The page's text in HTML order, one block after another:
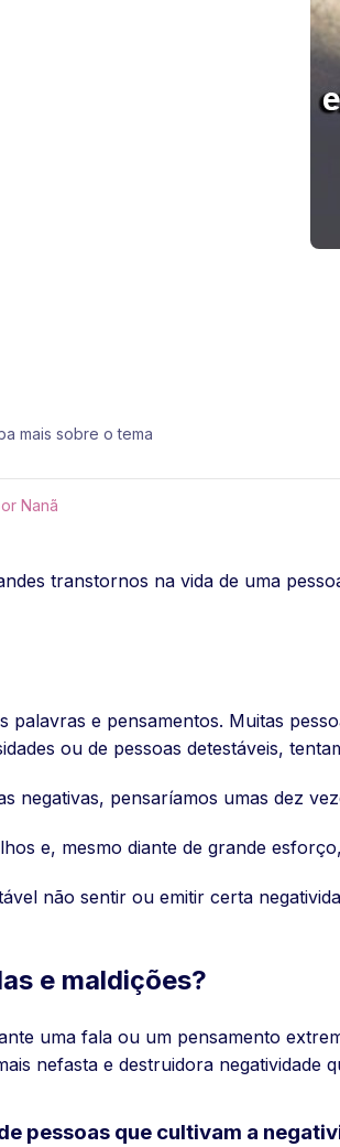
mais sobre o tema
Nanã
transtornos na vida de uma
e pensamentos. Muitas
ou de pessoas detestáveis,
negativas, pensaríamos umas dez
e, mesmo diante de grande
não sentir ou emitir certa
e maldições?
uma fala ou um pensamento
nefasta e destruidora negatividade
pessoas que cultivam a